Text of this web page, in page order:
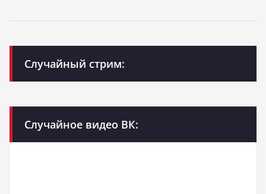
Случайный стрим:
Случайное видео ВК: